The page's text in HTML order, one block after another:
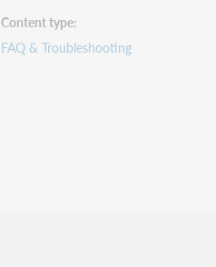
Content type
FAQ & Troubleshooting